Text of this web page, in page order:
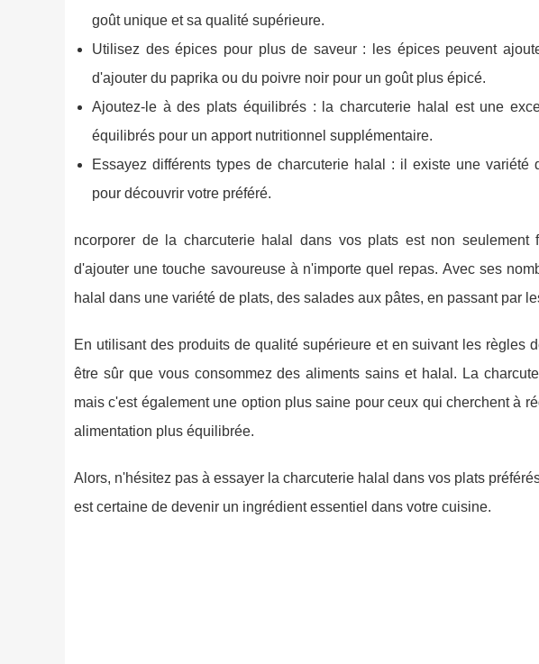
goût unique et sa qualité supérieure.
Utilisez des épices pour plus de saveur : les épices peuvent
d'ajouter du paprika ou du poivre noir pour un goût plus épicé.
Ajoutez-le à des plats équilibrés : la charcuterie halal est une
équilibrés pour un apport nutritionnel supplémentaire.
Essayez différents types de charcuterie halal : il existe une
pour découvrir votre préféré.
ncorporer de la charcuterie halal dans vos plats est non
d'ajouter une touche savoureuse à n'importe quel repas. Avec ses
halal dans une variété de plats, des salades aux pâtes, en passant par
En utilisant des produits de qualité supérieure et en suivant les règles
être sûr que vous consommez des aliments sains et halal. La
mais c'est également une option plus saine pour ceux qui cherchent à
alimentation plus équilibrée.
Alors, n'hésitez pas à essayer la charcuterie halal dans vos plats
est certaine de devenir un ingrédient essentiel dans votre cuisine.